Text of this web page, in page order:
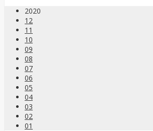
2020
12
11
10
09
08
07
06
05
04
03
02
01